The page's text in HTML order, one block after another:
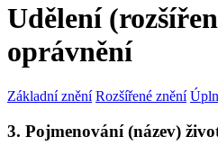
Udělení
oprávnění
Základní znění Rozšířené znění
3. Pojmenování (název)